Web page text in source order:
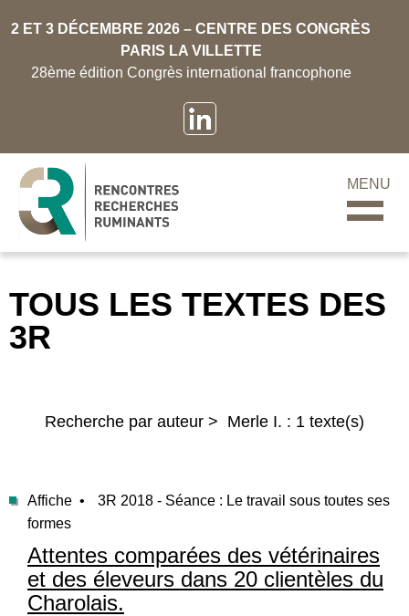
2 ET 3 DÉCEMBRE 2026 – CENTRE DES CONGRÈS
PARIS LA VILLETTE
28ème édition Congrès international francophone
MENU
TOUS LES TEXTES DES
3R
Recherche par auteur > Merle I. : 1 texte(s)
Affiche •
3R 2018 - Séance : Le travail sous toutes ses
formes
Attentes comparées des vétérinaires
et des éleveurs dans 20 clientèles du
Charolais.